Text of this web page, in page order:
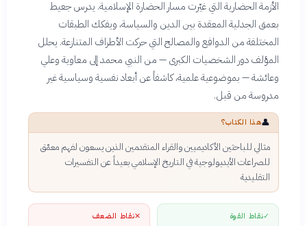
الأزمة الحضارية التي غيّرت مسار الحضارة الإسلامية. يدرس جعيط
بعمق الجدلية المعقدة بين الدين والسياسة، ويفكك الطبقات
المختلفة من الدوافع والمصالح التي حركت الأطراف المتنازعة. يحلل
المؤلف دور الشخصيات الكبرى — من النبي محمد إلى معاوية وعلي
وعائشة — بموضوعية علمية، كاشفاً عن أبعاد نفسية وسياسية غير
مدروسة من قبل.
👤هذا الكتاب؟
مثالي للباحثين الأكاديميين والقراء المتقدمين الذين يسعون لفهم معمّق
للصراعات الأيديولوجية في التاريخ الإسلامي بعيداً عن التفسيرات
التقليدية
✓نقاط القوة ✕نقاط الضعف